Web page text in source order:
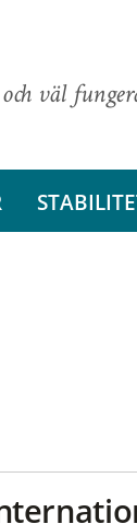
väl